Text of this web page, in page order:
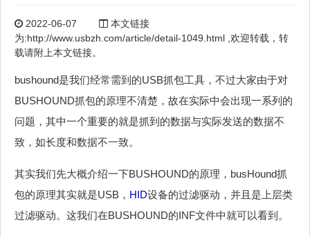
2022-06-07
本文链接
为:http://www.usbzh.com/article/detail-1049.html ,欢迎转载，转
载请附上本文链接。
bushound是我们经常需到的USB抓包工具，不过大家由于对
BUSHOUND抓包的原理不清楚，故在实际中会出现一系列的
问题，其中一个重要的就是抓到的数据与实际发送的数据不
致，如长度和数据不一致。
其实我们先大概介绍一下BUSHOUND的原理，busHound抓
包的原理其实就是USB， HID设备的过滤驱动，并且是上层类
过滤驱动。这我们在BUSHOUND的INF文件中就可以看到。